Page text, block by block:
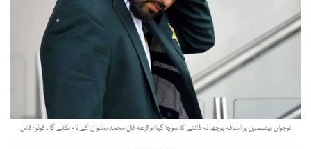
نوجوان بیٹسمین پر اضافہ بوجھ نہ ڈالنے کا سوچا گیا تو قرعہ فال محمد رضوان کے نام نکلے گا ۔ فوٹو : فائل